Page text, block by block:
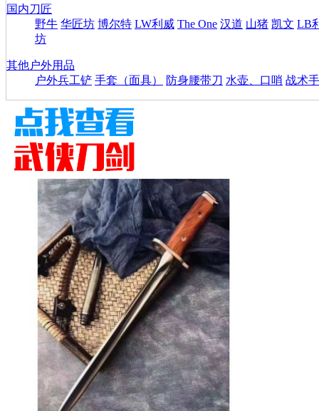
国内刀匠
野牛 华匠坊 博尔特 LW利威 The One 汉道 山猪 凯文 LB
坊
其他户外用品
户外兵工铲 手套（面具） 防身腰带刀 水壶、口哨 战术